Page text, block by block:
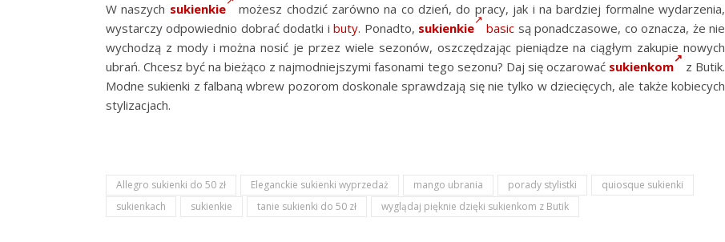
W naszych sukienkie
możesz chodzić zarówno na co dzień, do pracy, jak i na bardziej formalne wydarzenia,
wystarczy odpowiednio dobrać dodatki ibuty. Ponadto, sukienkie basic są ponadczasowe, co oznacza, że nie
wychodzą z mody i można nosić je przez wiele sezonów, oszczędzając pieniądze na ciągłym zakupie nowych
ubrań. Chcesz być na bieżąco z najmodniejszymi fasonami tego sezonu? Daj się oczarować sukienkom
z Butik.
Modne sukienki z falbaną wbrew pozorom doskonale sprawdzają się nie tylko w dziecięcych, ale także kobiecych
stylizacjach.
Allegro sukienki do 50 zł Eleganckie sukienki wyprzedaż mango ubrania porady stylistki
quiosque sukienki
sukienkach
sukienkie tanie sukienki do 50 zł wyglądaj pięknie dzięki sukienkom z Butik